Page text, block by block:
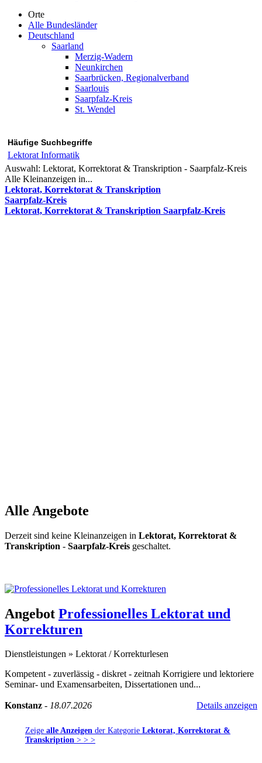
Orte
Alle Bundesländer
Deutschland
Saarland
Merzig-Wadern
Neunkirchen
Saarbrücken, Regionalverband
Saarlouis
Saarpfalz-Kreis
St. Wendel
Häufige Suchbegriffe
Lektorat Informatik
Auswahl: Lektorat, Korrektorat & Transkription - Saarpfalz-Kreis
Alle Kleinanzeigen in...
Lektorat, Korrektorat & Transkription
Saarpfalz-Kreis
Lektorat, Korrektorat & Transkription Saarpfalz-Kreis
Alle Angebote
Derzeit sind keine Kleinanzeigen in Lektorat, Korrektorat &
Transkription - Saarpfalz-Kreis geschaltet.
Angebot Professionelles Lektorat und
Korrekturen
Dienstleistungen » Lektorat / Korrekturlesen
Kompetent - zuverlässig - diskret - zeitnah Korrigiere und lektoriere
Seminar- und Examensarbeiten, Dissertationen und...
Konstanz - 18.07.2026 Details anzeigen
Zeige alle Anzeigen der Kategorie Lektorat, Korrektorat &
Transkription > > >